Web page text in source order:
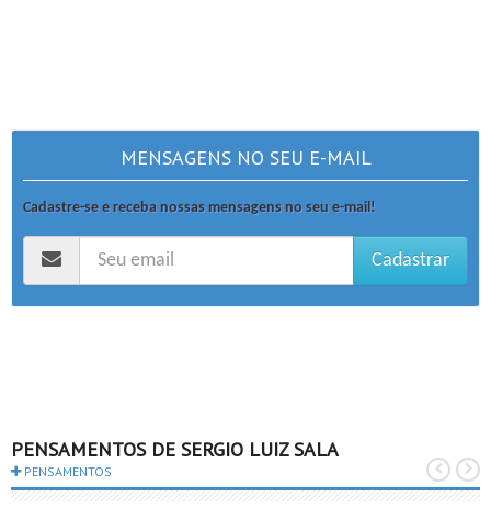
MENSAGENS NO SEU E-MAIL
Cadastre-se e receba nossas mensagens no seu e-mail!
Cadastrar
PENSAMENTOS DE SERGIO LUIZ SALA
PENSAMENTOS